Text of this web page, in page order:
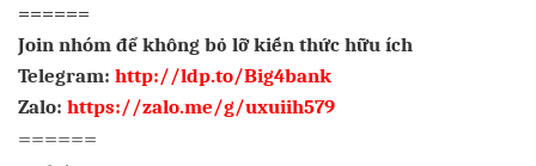
======
Join nhóm để không bỏ lỡ kiến thức hữu ích
Telegram: http://ldp.to/Big4bank
Zalo: https://zalo.me/g/uxuiih579
======